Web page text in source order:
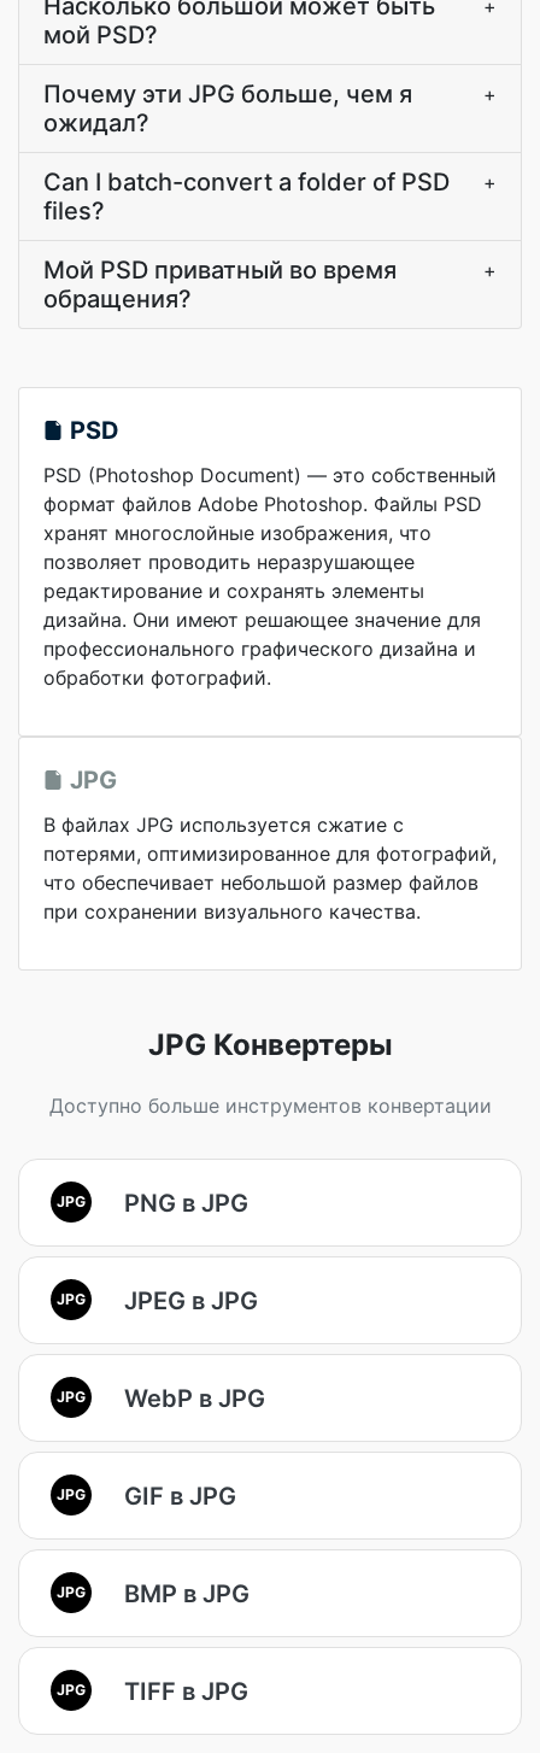
Насколько большой может быть
мой PSD?
+
Почему эти JPG больше, чем я
ожидал?
+
Can I batch-convert a folder of PSD
files?
+
Мой PSD приватный во время
обращения?
+
PSD
PSD (Photoshop Document) — это собственный
формат файлов Adobe Photoshop. Файлы PSD
хранят многослойные изображения, что
позволяет проводить неразрушающее
редактирование и сохранять элементы
дизайна. Они имеют решающее значение для
профессионального графического дизайна и
обработки фотографий.
JPG
В файлах JPG используется сжатие с
потерями, оптимизированное для фотографий,
что обеспечивает небольшой размер файлов
при сохранении визуального качества.
JPG Конвертеры
Доступно больше инструментов конвертации
JPG PNG в JPG
JPG JPEG в JPG
JPG WebP в JPG
JPG GIF в JPG
JPG BMP в JPG
JPG TIFF в JPG